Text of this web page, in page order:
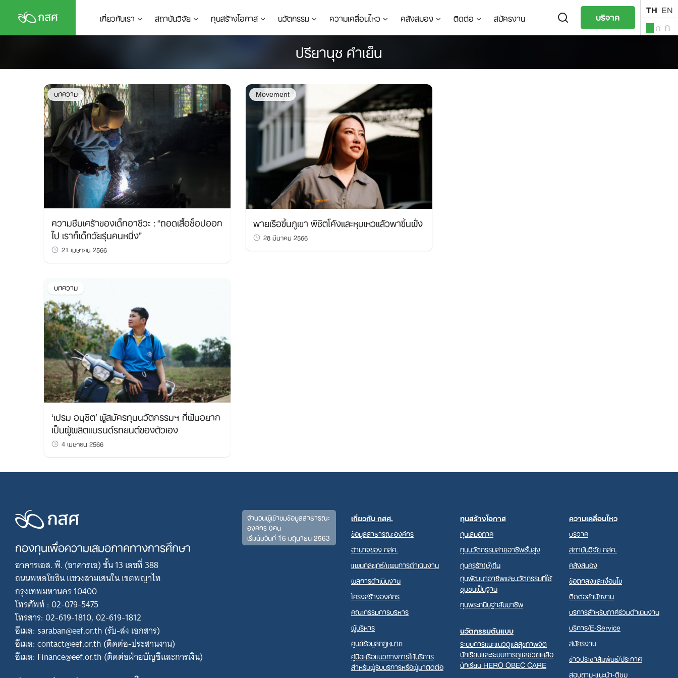
content
เกี่ยวกับเรา สถาบันวิจัย ทุนสร้างโอกาส นวัตกรรม ความเคลื่อนไหว คลังสมอง ติดต่อ สมัครงาน บริจาค TH EN
ก ก
ปรียานุช คำเย็น
บทความ
ความซึมเศร้าของเด็กอาชีวะ : “ถอดเสื้อช็อปออก
ไป เราก็เด็กวัยรุ่นคนหนึ่ง”
21 เมษายน 2566
บทความ
‘เปรม อนุชิต’ ผู้สมัครทุนนวัตกรรมฯ ที่ฝันอยาก
เป็นผู้ผลิตแบรนด์รถยนต์ของตัวเอง
4 เมษายน 2566
Movement
พายเรือขึ้นภูเขา พิชิตโค้งและหุบเหวแล้วพาขึ้นฝั่ง
28 มีนาคม 2566
กองทุนเพื่อความเสมอภาคทางการศึกษา
อาคารเอส. พี. (อาคารเอ) ชั้น 13 เลขที่ 388
ถนนพหลโยธิน แขวงสามเสนใน เขตพญาไท
กรุงเทพมหานคร 10400
โทรศัพท์ : 02-079-5475
โทรสาร: 02-619-1810, 02-619-1812
อีเมล: saraban@eef.or.th (รับ-ส่ง เอกสาร)
อีเมล: contact@eef.or.th (ติดต่อ-ประสานงาน)
อีเมล: Finance@eef.or.th (ติดต่อฝ่ายบัญชีและการเงิน)
จำนวนผู้เข้าชมข้อมูลสาธารณะ
องค์กร 0คน
เริ่มนับวันที่ 16 มิถุนายน 2563
เกี่ยวกับ กสศ.
ข้อมูลสาธารณะองค์กร
อำนาจของ กสศ.
แผนกลยุทธ์/แผนการดำเนินงาน
ผลการดำเนินงาน
โครงสร้างองค์กร
คณะกรรมการบริหาร
ผู้บริหาร
ศูนย์ข้อมูลกฎหมาย
คู่มือหรือแนวทางการให้บริการ
สำหรับผู้รับบริการหรือผู้มาติดต่อ
ทุนสร้างโอกาส
ทุนเสมอภาค
ทุนนวัตกรรมสายอาชีพชั้นสูง
ทุนครูรัก(ษ์)ถิ่น
ทุนพัฒนาอาชีพและนวัตกรรมที่ใช้
ชุมชนเป็นฐาน
ทุนพระกนิษฐาสัมมาชีพ
นวัตกรรมต้นแบบ
ระบบการแนะแนวดูแลสุขภาพจิต
นักเรียนและระบบการดูแลช่วยเหลือ
นักเรียน HERO OBEC CARE
ความเคลื่อนไหว
บริจาค
สถาบันวิจัย กสศ.
คลังสมอง
ข้อตกลงและเงื่อนไข
ติดต่อสำนักงาน
บริการสำหรับภาคีร่วมดำเนินงาน
บริการ/E-Service
สมัครงาน
ข่าวประชาสัมพันธ์/ประกาศ
สอบถาม-แนะนำ-ติชม